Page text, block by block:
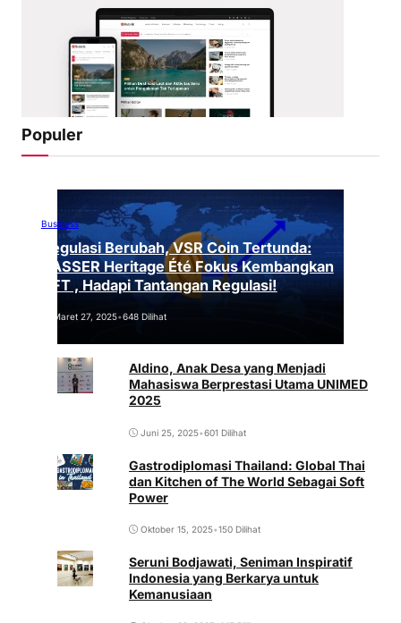
Populer
Business
Regulasi Berubah, VSR Coin Tertunda:
VASSER Heritage Été Fokus Kembangkan
NFT , Hadapi Tantangan Regulasi!
Maret 27, 2025•648 Dilihat
Aldino, Anak Desa yang Menjadi
Mahasiswa Berprestasi Utama UNIMED
2025
Juni 25, 2025•601 Dilihat
Gastrodiplomasi Thailand: Global Thai
dan Kitchen of The World Sebagai Soft
Power
Oktober 15, 2025•150 Dilihat
Seruni Bodjawati, Seniman Inspiratif
Indonesia yang Berkarya untuk
Kemanusiaan